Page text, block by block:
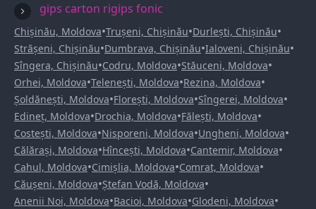
gips carton rigips fonic
Chișinău, Moldova•Trușeni, Chișinău•Durlești, Chișinău•
Strășeni, Chișinău•Dumbrava, Chișinău•Ialoveni, Chișinău•
Sîngera, Chișinău•Codru, Moldova•Stăuceni, Moldova•
Orhei, Moldova•Telenești, Moldova•Rezina, Moldova•
Șoldănești, Moldova•Florești, Moldova•Sîngerei, Moldova•
Edineț, Moldova•Drochia, Moldova•Fălești, Moldova•
Costești, Moldova•Nisporeni, Moldova•Ungheni, Moldova•
Călărași, Moldova•Hîncești, Moldova•Cantemir, Moldova•
Cahul, Moldova•Cimișlia, Moldova•Comrat, Moldova•
Căușeni, Moldova•Ștefan Vodă, Moldova•
Anenii Noi, Moldova•Bacioi, Moldova•Glodeni, Moldova•